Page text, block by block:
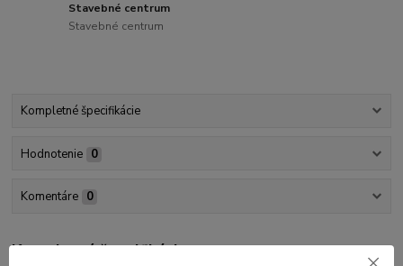
Stavebné centrum
Stavebné centrum
Kompletné špecifikácie
Hodnotenie 0
Komentáre 0
Kompletné špecifikácie